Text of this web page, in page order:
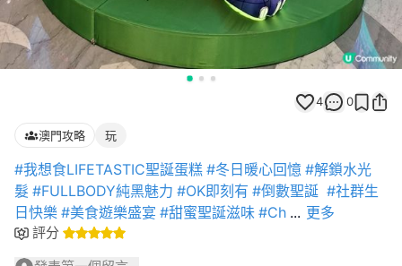
4 0
澳門攻略 玩
#我想食LIFETASTIC聖誕蛋糕 #冬日暖心回憶 #解鎖水光
髮 #FULLBODY純黑魅力 #OK即刻有 #倒數聖誕 #社群生
日快樂 #美食遊樂盛宴 #甜蜜聖誕滋味 #Ch ... 更多
評分